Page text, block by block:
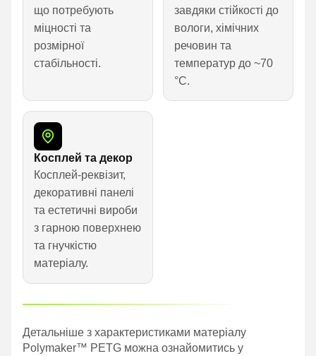
що потребують
міцності та
розмірної
стабільності.
завдяки стійкості до
вологи, хімічних
речовин та
температур до ~70
°C.
Косплей та декор
Косплей-реквізит,
декоративні панелі
та естетичні вироби
з гарною поверхнею
та гнучкістю
матеріалу.
Детальніше з характеристиками матеріалу
Polymaker™ PETG можна ознайомитись у